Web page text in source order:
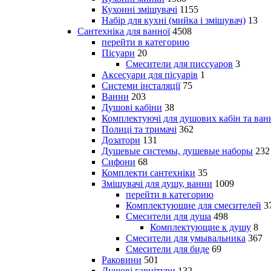
Кухонні змішувачі 1155
Набір для кухні (мийка і змішувач) 13
Сантехніка для ванної 4508
перейти в категорию
Пісуари 20
Смесители для писсуаров 3
Аксесуари для пісуарів 1
Системи інсталяції 75
Ванни 203
Душові кабіни 38
Комплектуючі для душових кабін та
Полиці та тримачі 362
Дозатори 131
Душевые системы, душевые наборы 232
Сифони 68
Комплекти сантехніки 35
Змішувачі для душу, ванни 1009
перейти в категорию
Комплектующие для смесителей
Смесители для душа 498
Комплектующие к душу 8
Смесители для умывальника 367
Смесители для биде 69
Раковини 501